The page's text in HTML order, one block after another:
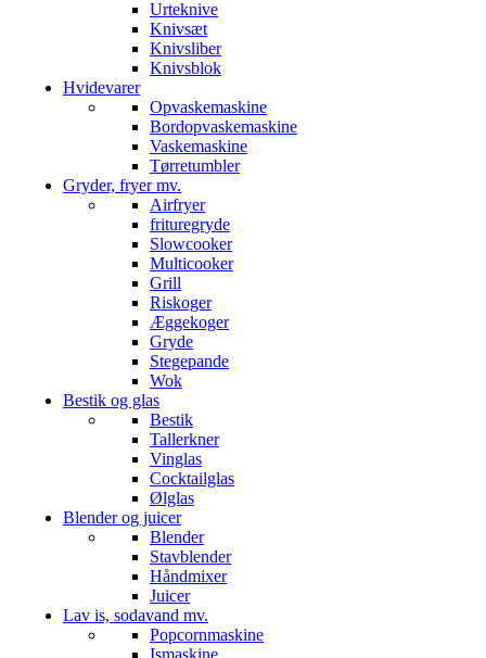
Urteknive
Knivsæt
Knivsliber
Knivsblok
Hvidevarer
Opvaskemaskine
Bordopvaskemaskine
Vaskemaskine
Tørretumbler
Gryder, fryer mv.
Airfryer
frituregryde
Slowcooker
Multicooker
Grill
Riskoger
Æggekoger
Gryde
Stegepande
Wok
Bestik og glas
Bestik
Tallerkner
Vinglas
Cocktailglas
Ølglas
Blender og juicer
Blender
Stavblender
Håndmixer
Juicer
Lav is, sodavand mv.
Popcornmaskine
Ismaskine